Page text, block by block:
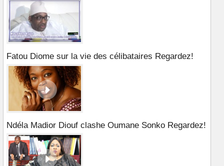
Fatou Diome sur la vie des célibataires Regardez!
Ndéla Madior Diouf clashe Oumane Sonko Regardez!